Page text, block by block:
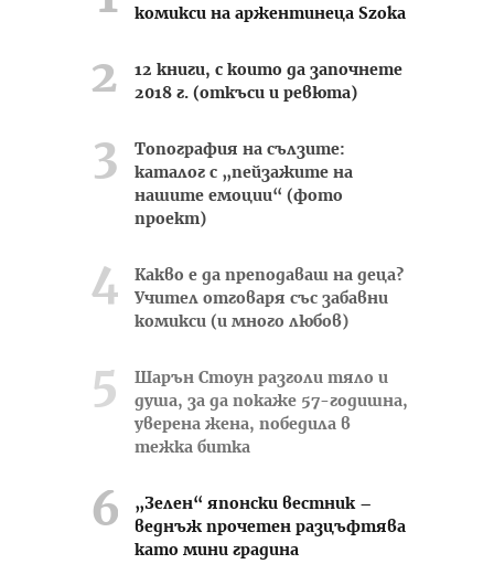
комикси на аржентинеца Szoka
12 книги, с които да започнете
2018 г. (откъси и ревюта)
Топография на сълзите:
каталог с „пейзажите на
нашите емоции“ (фото
проект)
Какво е да преподаваш на деца?
Учител отговаря със забавни
комикси (и много любов)
Шарън Стоун разголи тяло и
душа, за да покаже 57-годишна,
уверена жена, победила в
тежка битка
„Зелен“ японски вестник –
веднъж прочетен разцъфтява
като мини градина